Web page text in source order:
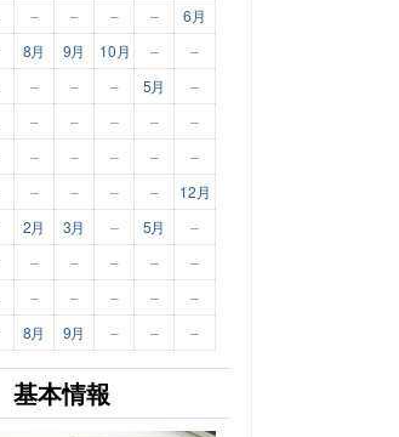
– – – –
6月
8月 9月 10月 – –
– – – 5月
–
– – – – –
– – – –
–
– – – – 12月
2月 3月 – 5月
–
– – – – –
– – – –
–
8月 9月 – – –
基本情報